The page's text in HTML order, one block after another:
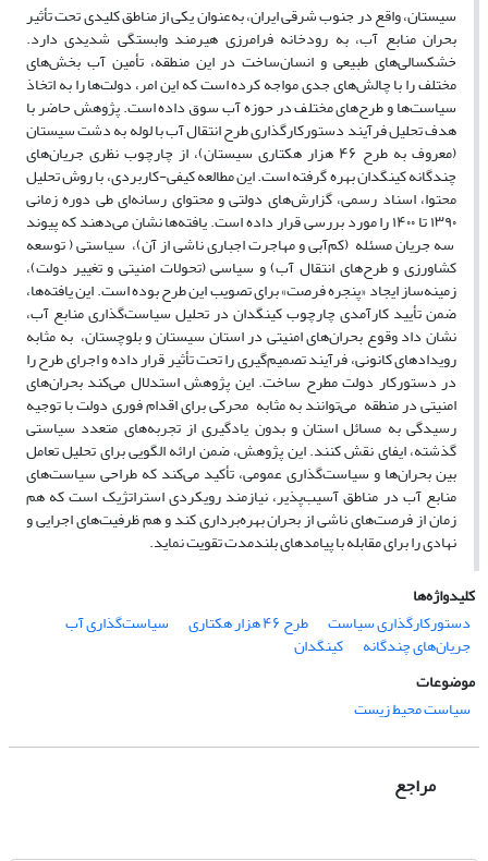
سیستان، واقع در جنوب شرقی ایران، به‌عنوان یکی از مناطق کلیدی تحت تأثیر
بحران منابع آب، به رودخانه فرامرزی هیرمند وابستگی شدیدی دارد.
خشکسالی‌های طبیعی و انسان‌ساخت در این منطقه، تأمین آب بخش‌های
مختلف را با چالش‌های جدی مواجه کرده است که این امر، دولت‌ها را به اتخاذ
سیاست‌ها و طرح‌های مختلف در حوزه آب سوق داده است. پژوهش حاضر با
هدف تحلیل فرآیند دستورکارگذاری طرح انتقال آب با لوله به دشت سیستان
(معروف به طرح ۴۶ هزار هکتاری سیستان)، از چارچوب نظری جریان‌های
چندگانه کینگدان بهره گرفته است. این مطالعه کیفی-کاربردی، با روش تحلیل
محتوا، اسناد رسمی، گزارش‌های دولتی و محتوای رسانه‌ای طی دوره زمانی
۱۳۹۰ تا ۱۴۰۰ را مورد بررسی قرار داده است. یافته‌ها نشان می‌دهند که پیوند
سه جریان مسئله (کم‌آبی و مهاجرت اجباری ناشی از آن)، سیاستی ( توسعه
کشاورزی و طرح‌های انتقال آب) و سیاسی (تحولات امنیتی و تغییر دولت)،
زمینه‌ساز ایجاد «پنجره فرصت» برای تصویب این طرح بوده است. این یافته‌ها،
ضمن تأیید کارآمدی چارچوب کینگدان در تحلیل سیاست‌گذاری منابع آب،
نشان داد وقوع بحران‌های امنیتی در استان سیستان و بلوچستان، به مثابه
رویدادهای کانونی، فرآیند تصمیم‌گیری را تحت تأثیر قرار داده و اجرای طرح را
در دستورکار دولت مطرح ساخت. این پژوهش استدلال می‌کند بحران‌های
امنیتی در منطقه می‌توانند به مثابه محرکی برای اقدام فوری دولت با توجیه
رسیدگی به مسائل استان و بدون یادگیری از تجربه‌های متعدد سیاستی
گذشته، ایفای نقش کنند. این پژوهش، ضمن ارائه الگویی برای تحلیل تعامل
بین بحران‌ها و سیاست‌گذاری عمومی، تأکید می‌کند که طراحی سیاست‌های
منابع آب در مناطق آسیب‌پذیر، نیازمند رویکردی استراتژیک است که هم
زمان از فرصت‌های ناشی از بحران بهره‌برداری کند و هم ظرفیت‌های اجرایی و
نهادی را برای مقابله با پیامدهای بلندمدت تقویت نماید.
کلیدواژه‌ها
دستورکارگذاری سیاست
طرح ۴۶ هزار هکتاری سیاست‌گذاری آب
جریان‌های چندگانه
کینگدان
موضوعات
سیاست محیط زیست
مراجع